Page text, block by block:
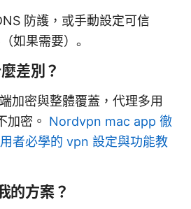
防護，或手動設定可信
如果需要）。
差別？
加密與整體覆蓋，代理多用
加密。 Nordvpn mac app 徹
者必學的 vpn 設定與功能教
的方案？